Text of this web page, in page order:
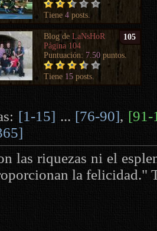
Tiene4 posts.
105
Blog deLaNsHoR
Página 104
Puntuación: 7.50 puntos.
Tiene 15 posts.
[1-15] ... [76-90], [91-
las riquezas ni el
la felicidad."